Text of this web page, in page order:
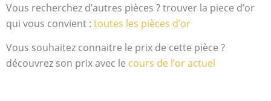
Vous recherchez d’autres pièces ? trouver la piece d’or
qui vous convient : toutes les pièces d’or
Vous souhaitez connaitre le prix de cette pièce ?
découvrez son prix avec le cours de l’or actuel